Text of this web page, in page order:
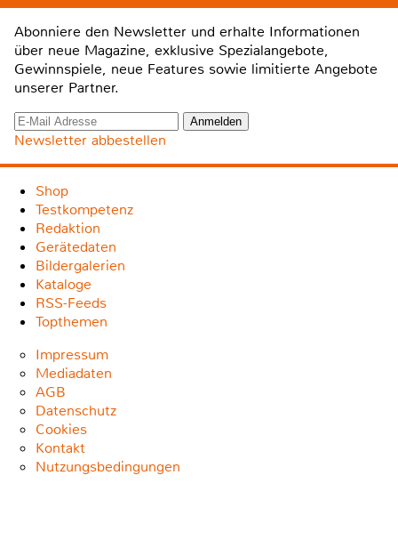
Abonniere den Newsletter und erhalte Informationen
über neue Magazine, exklusive Spezialangebote,
Gewinnspiele, neue Features sowie limitierte Angebote
unserer Partner.
Newsletter abbestellen
Shop
Testkompetenz
Redaktion
Gerätedaten
Bildergalerien
Kataloge
RSS-Feeds
Topthemen
Impressum
Mediadaten
AGB
Datenschutz
Cookies
Kontakt
Nutzungsbedingungen